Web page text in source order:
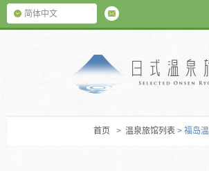
简体中文
首页 > 温泉旅馆列表 > 福岛